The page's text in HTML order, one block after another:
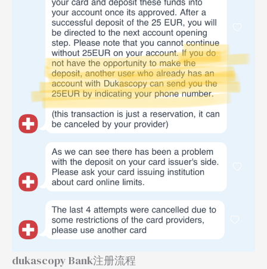
dukascopy Bank注册流程